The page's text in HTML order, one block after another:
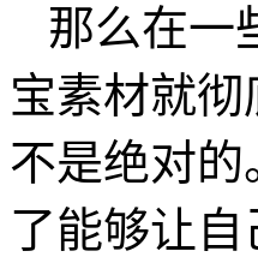
那么在一
宝素材就
不是绝对
了能够让